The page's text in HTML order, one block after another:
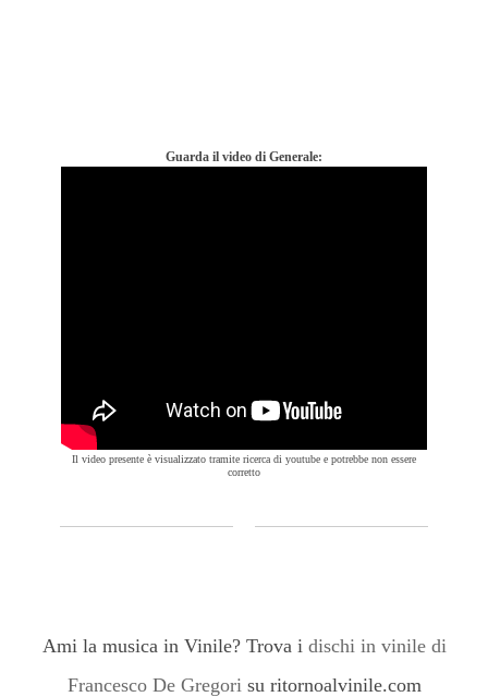
Guarda il video di Generale:
Il video presente è visualizzato tramite ricerca di youtube e potrebbe non essere
corretto
Ami la musica in Vinile? Trova i dischi in vinile di
Francesco De Gregori su ritornoalvinile.com